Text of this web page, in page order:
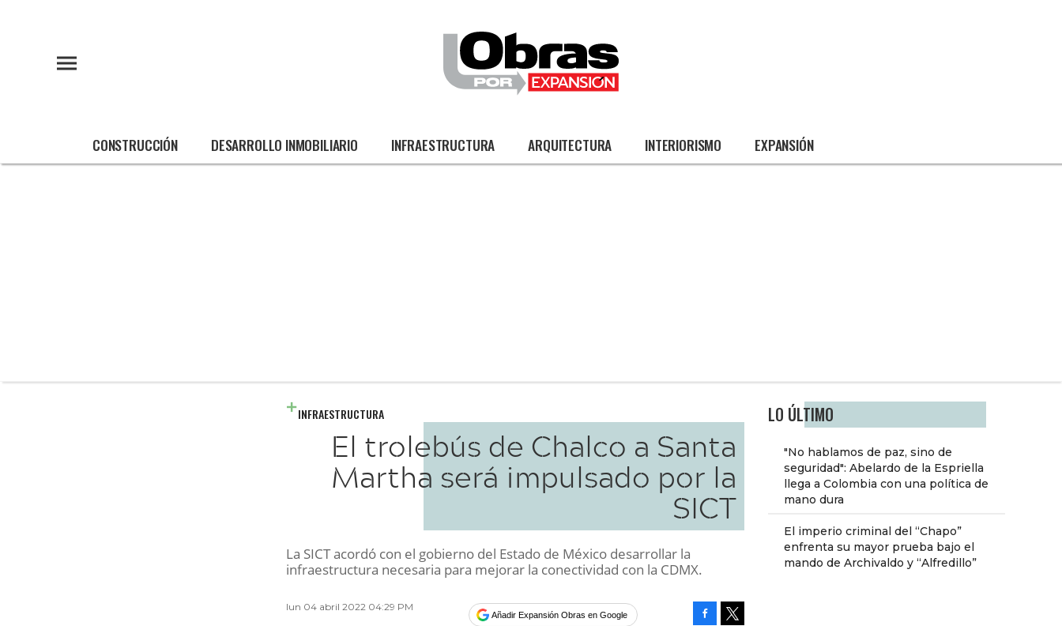
CONSTRUCCIÓN DESARROLLO INMOBILIARIO INFRAESTRUCTURA ARQUITECTURA INTERIORISMO EXPANSIÓN
LO ÚLTIMO
"No hablamos de paz, sino de
seguridad": Abelardo de la Espriella
llega a Colombia con una política de
mano dura
El imperio criminal del “Chapo”
enfrenta su mayor prueba bajo el
mando de Archivaldo y “Alfredillo”
INFRAESTRUCTURA
El trolebús de Chalco a Santa
Martha será impulsado por la
SICT
La SICT acordó con el gobierno del Estado de México desarrollar la
infraestructura necesaria para mejorar la conectividad con la CDMX.
lun 04 abril 2022 04:29 PM
Añadir Expansión Obras en Google